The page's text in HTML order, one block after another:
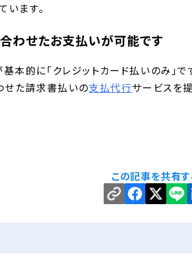
います。
わせたお支払いが可能です
に「クレジットカード払いのみ」で
せた請求書払いの支払代行サービスを
この記事を共有す